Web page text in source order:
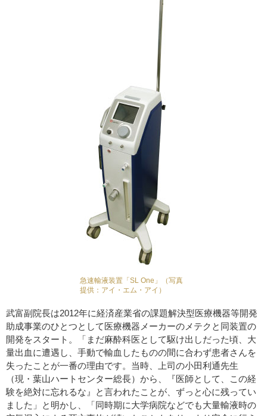
急速輸液装置「SL One」（写真
提供：アイ・エム・アイ）
武富副院長は2012年に経済産業省の課題解決型医療機器等開発
助成事業のひとつとして医療機器メーカーのメテクと同装置の
開発をスタート。「まだ麻酔科医として駆け出しだった頃、大
量出血に遭遇し、手動で輸血したものの間に合わず患者さんを
失ったことが一番の理由です。当時、上司の小田利通先生
（現・葉山ハートセンター総長）から、『医師として、この経
験を絶対に忘れるな』と言われたことが、ずっと心に残ってい
ました」と明かし、「同時期に大学病院などでも大量輸液時の